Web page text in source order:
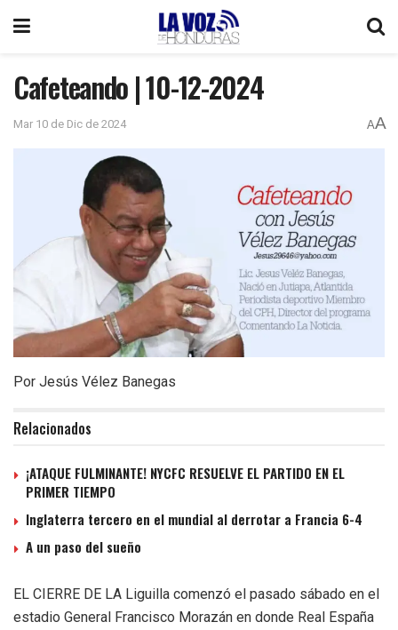
Cafeteando | 10-12-2024
Mar 10 de Dic de 2024 AA
Por Jesús Vélez Banegas
Relacionados
¡ATAQUE FULMINANTE! NYCFC RESUELVE EL PARTIDO EN EL
PRIMER TIEMPO
Inglaterra tercero en el mundial al derrotar a Francia 6-4
A un paso del sueño
EL CIERRE DE LA Liguilla comenzó el pasado sábado en el
estadio General Francisco Morazán en donde Real España